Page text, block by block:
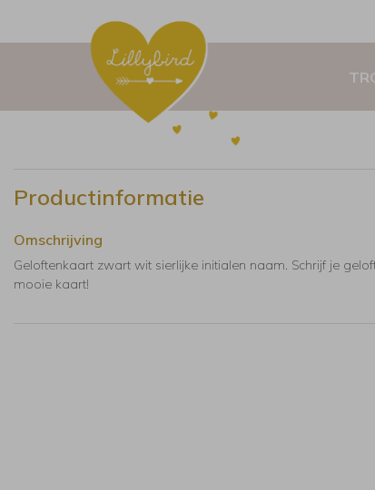
Productinformatie
Omschrijving
Geloftenkaart zwart wit sierlijke initialen naam. Schrijf je
mooie kaart!